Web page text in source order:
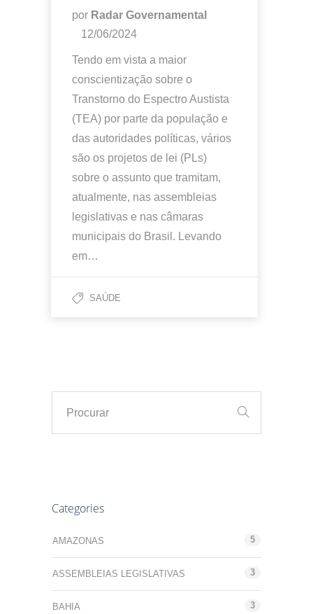
por Radar Governamental
12/06/2024
Tendo em vista a maior
conscientização sobre o
Transtorno do Espectro Austista
(TEA) por parte da população e
das autoridades políticas, vários
são os projetos de lei (PLs)
sobre o assunto que tramitam,
atualmente, nas assembleias
legislativas e nas câmaras
municipais do Brasil. Levando
em…
SAÚDE
Categories
AMAZONAS 5
ASSEMBLEIAS LEGISLATIVAS 3
BAHIA 3